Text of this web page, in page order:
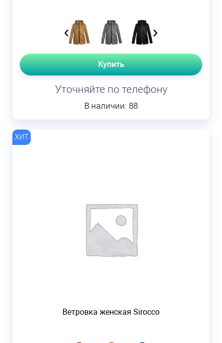
‹ ›
Купить
Уточняйте по телефону
В наличии: 88
Ветровка женская Sirocco